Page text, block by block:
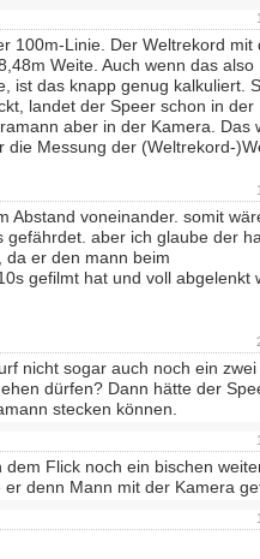
100m-Linie. Der Weltrekord mit
Weite. Auch wenn das also
ist das knapp genug kalkuliert.
landet der Speer schon in der
aber in der Kamera. Das
die Messung der (Weltrekord-
Abstand voneinander. somit
gefährdet. aber ich glaube der
da er den mann beim
gefilmt hat und voll abgelenkt
nicht sogar auch noch ein
dürfen? Dann hätte der
stecken können.
Flick noch ein bischen
denn Mann mit der Kamera